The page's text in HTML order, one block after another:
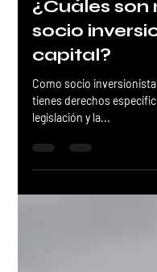
¿Cuáles son
socio
capital?
Como socio inversionista
tienes derechos